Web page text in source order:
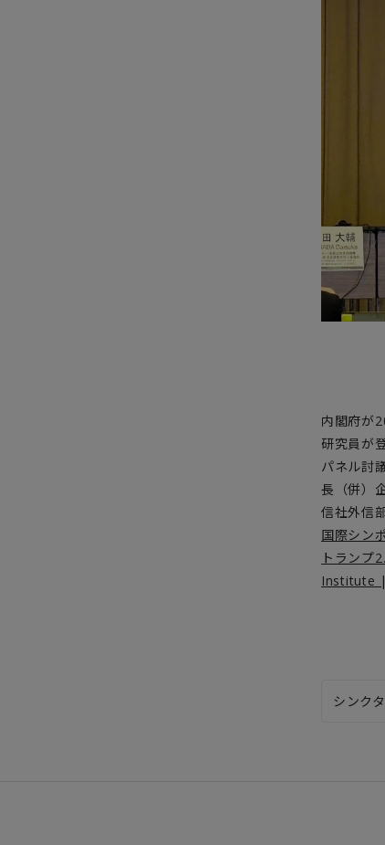
内閣府が
研究員が
パネル討
長（併）
信社外信
国際シン
トランプ
Institute |
シンク